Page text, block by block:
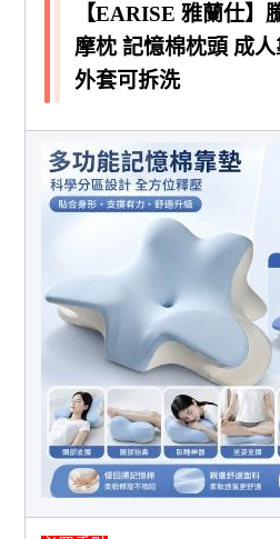
【EARISE 雅蘭仕】
摩枕 記憶棉枕頭 成
外套可拆洗